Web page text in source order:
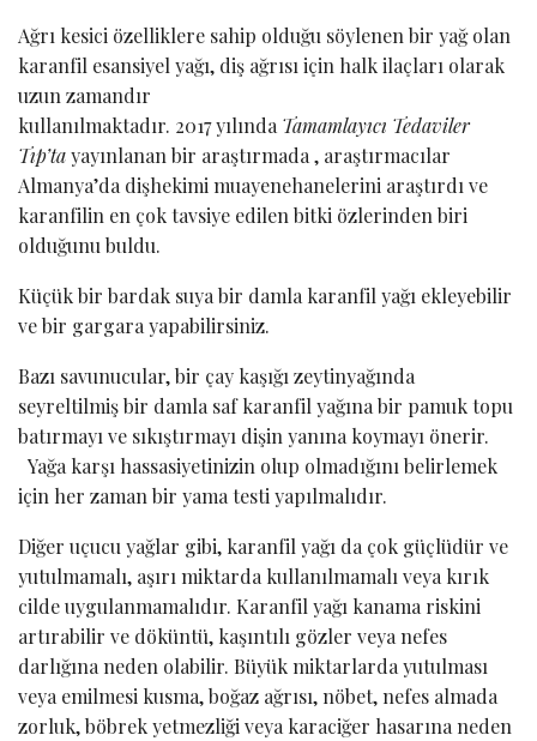
Ağrı kesici özelliklere sahip olduğu söylenen bir yağ olan
karanfil esansiyel yağı, diş ağrısı için halk ilaçları olarak
uzun zamandır
kullanılmaktadır. 2017 yılında Tamamlayıcı Tedaviler
Tıp’tayayınlanan bir araştırmada , araştırmacılar
Almanya’da dişhekimi muayenehanelerini araştırdı ve
karanfilin en çok tavsiye edilen bitki özlerinden biri
olduğunu buldu.
Küçük bir bardak suya bir damla karanfil yağı ekleyebilir
ve bir gargara yapabilirsiniz.
Bazı savunucular, bir çay kaşığı zeytinyağında
seyreltilmiş bir damla saf karanfil yağına bir pamuk topu
batırmayı ve sıkıştırmayı dişin yanına koymayı önerir.
Yağa karşı hassasiyetinizin olup olmadığını belirlemek
için her zaman bir yama testi yapılmalıdır.
Diğer uçucu yağlar gibi, karanfil yağı da çok güçlüdür ve
yutulmamalı, aşırı miktarda kullanılmamalı veya kırık
cilde uygulanmamalıdır. Karanfil yağı kanama riskini
artırabilir ve döküntü, kaşıntılı gözler veya nefes
darlığına neden olabilir. Büyük miktarlarda yutulması
veya emilmesi kusma, boğaz ağrısı, nöbet, nefes almada
zorluk, böbrek yetmezliği veya karaciğer hasarına neden